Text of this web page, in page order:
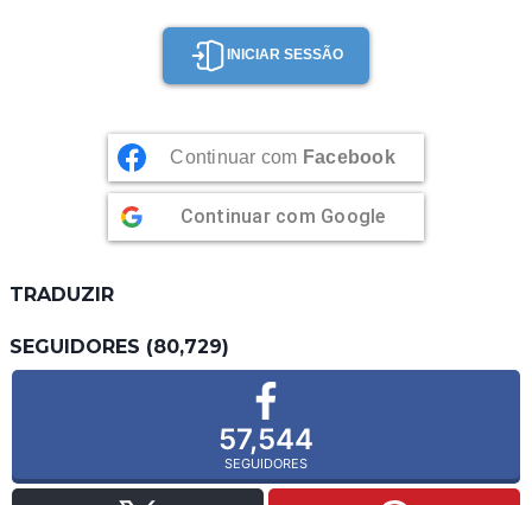
INICIAR SESSÃO
Continuar com Facebook
Continuar com Google
TRADUZIR
SEGUIDORES (80,729)
57,544
SEGUIDORES